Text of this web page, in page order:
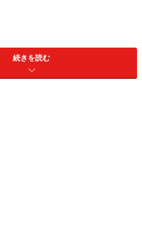
が「気になる男性」や「恋人」へ
続きを読む